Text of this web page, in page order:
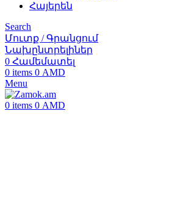
Հայերեն
Search
Մուտք / Գրանցում
Նախընտրելիներ
0 Համեմատել
0 items 0 AMD
Menu
0 items 0 AMD